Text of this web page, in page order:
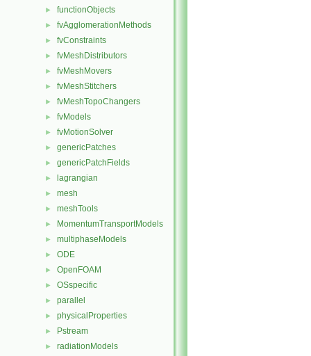
► functionObjects
► fvAgglomerationMethods
► fvConstraints
► fvMeshDistributors
► fvMeshMovers
► fvMeshStitchers
► fvMeshTopoChangers
► fvModels
► fvMotionSolver
► genericPatches
► genericPatchFields
► lagrangian
► mesh
► meshTools
► MomentumTransportModels
► multiphaseModels
► ODE
► OpenFOAM
► OSspecific
► parallel
► physicalProperties
► Pstream
► radiationModels